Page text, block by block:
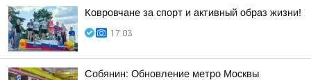
Ковровчане за спорт и активный образ жизни!
17:03
Собянин: Обновление метро Москвы